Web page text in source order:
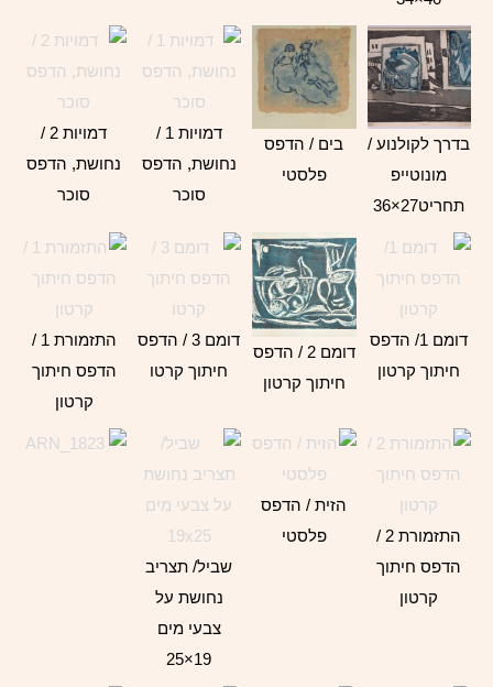
בדרך לקולנוע /
מונוטייפ
תחריט27×36
בים / הדפס
פלסטי
דמויות 1 /
נחושת, הדפס
סוכר
דמויות 2 /
נחושת, הדפס
סוכר
דומם 1/ הדפס
חיתוך קרטון
דומם 2 / הדפס
חיתוך קרטון
דומם 3 / הדפס
חיתוך קרטו
התזמורת 1 /
הדפס חיתוך
קרטון
התזמורת 2 /
הדפס חיתוך
קרטון
הזית / הדפס
פלסטי
שביל/ תצריב
נחושת על
צבעי מים
19×25